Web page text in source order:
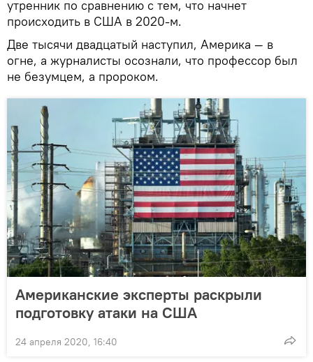
утренник по сравнению с тем, что начнет
происходить в США в 2020-м.
Две тысячи двадцатый наступил, Америка — в
огне, а журналисты осознали, что профессор был
не безумцем, а пророком.
Американские эксперты раскрыли
подготовку атаки на США
24 апреля 2020, 16:40